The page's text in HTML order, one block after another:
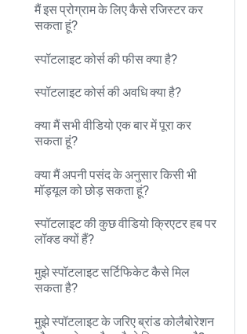
मैं इस प्रोग्राम के लिए कैसे रजिस्टर कर
सकता हूं?
स्पॉटलाइट कोर्स की फीस क्या है?
स्पॉटलाइट कोर्स की अवधि क्या है?
क्या मैं सभी वीडियो एक बार में पूरा कर
सकता हूं?
क्या मैं अपनी पसंद के अनुसार किसी भी
मॉड्यूल को छोड़ सकता हूं?
स्पॉटलाइट की कुछ वीडियो क्रिएटर हब पर
लॉक्ड क्यों हैं?
मुझे स्पॉटलाइट सर्टिफिकेट कैसे मिल
सकता है?
मुझे स्पॉटलाइट के जरिए ब्रांड कोलैबोरेशन